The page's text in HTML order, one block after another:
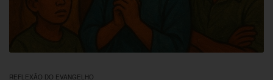
REFLEXÃO DO EVANGELHO